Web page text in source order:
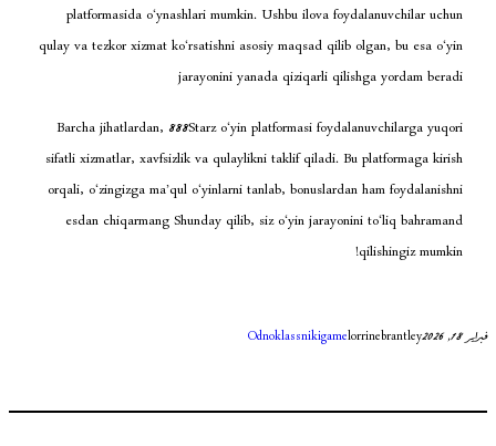
platformasida o‘ynashlari mumkin. Ushbu ilova
qulay va tezkor xizmat ko‘rsatishni asosiy maqsad
jarayonini yanada qiziqarli
Barcha jihatlardan, 888Starz o‘yin platformasi
sifatli xizmatlar, xavfsizlik va qulaylikni taklif
orqali, o‘zingizga ma’qul o‘yinlarni tanlab,
esdan chiqarmang Shunday qilib, siz o‘yin
Odnoklassniki